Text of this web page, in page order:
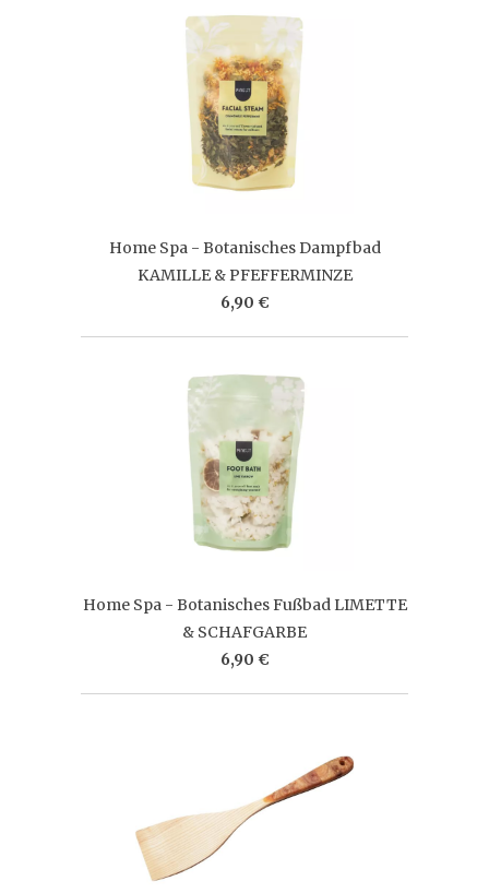
Home Spa - Botanisches Dampfbad
KAMILLE & PFEFFERMINZE
6,90 €
Home Spa - Botanisches Fußbad LIMETTE
& SCHAFGARBE
6,90 €